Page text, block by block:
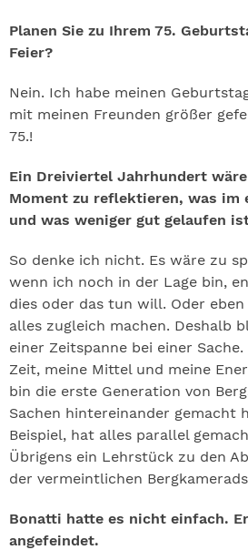
Planen Sie zu Ihrem 75.
Feier?
Nein. Ich habe meinen
mit meinen Freunden größer
75.!
Ein Dreiviertel Jahrhundert
Moment zu reflektieren, was im
und was weniger gut gelaufen
So denke ich nicht. Es wäre zu
wenn ich noch in der Lage bin,
dies oder das tun will. Oder
alles zugleich machen. Deshalb
einer Zeitspanne bei einer
Zeit, meine Mittel und meine
bin die erste Generation von
Sachen hintereinander gemacht
Beispiel, hat alles parallel
Übrigens ein Lehrstück zu den
der vermeintlichen
Bonatti hatte es nicht einfach.
angefeindet.